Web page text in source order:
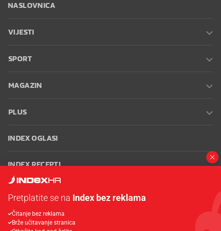
NASLOVNICA
VIJESTI
SPORT
MAGAZIN
PLUS
INDEX OGLASI
INDEX RECEPTI
Oglašavanje Zaposli se na Indexu
korištenja
Postavke kolačića
Pretplatite se na Index bez reklama
Čitanje bez reklama
Brže učitavanje stranica